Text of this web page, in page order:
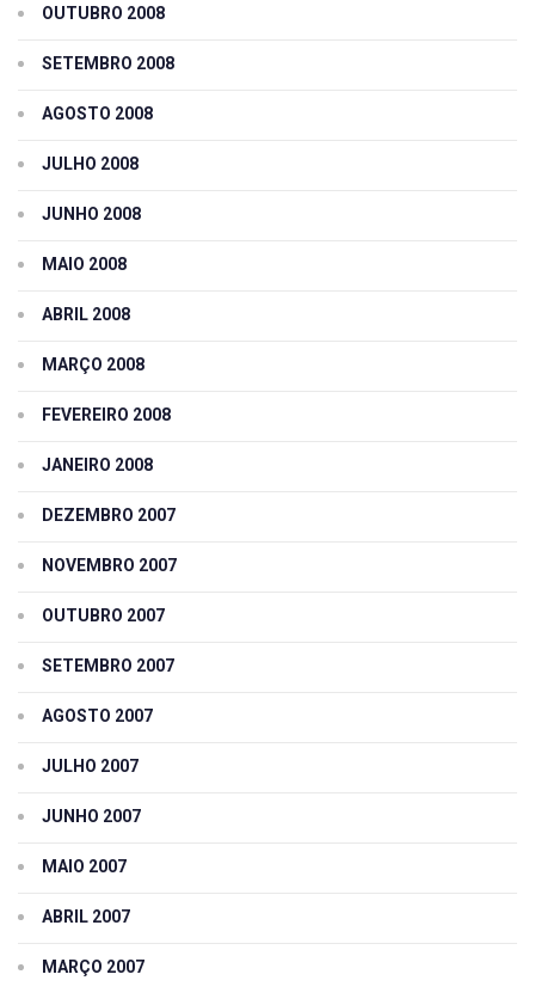
OUTUBRO 2008
SETEMBRO 2008
AGOSTO 2008
JULHO 2008
JUNHO 2008
MAIO 2008
ABRIL 2008
MARÇO 2008
FEVEREIRO 2008
JANEIRO 2008
DEZEMBRO 2007
NOVEMBRO 2007
OUTUBRO 2007
SETEMBRO 2007
AGOSTO 2007
JULHO 2007
JUNHO 2007
MAIO 2007
ABRIL 2007
MARÇO 2007